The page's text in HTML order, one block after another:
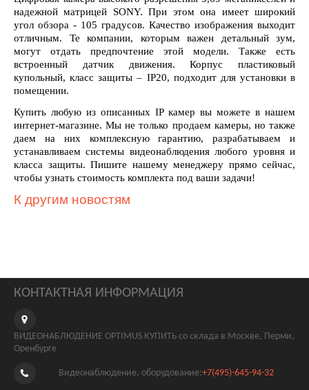
надежной матрицей SONY. При этом она имеет широкий
угол обзора - 105 градусов. Качество изображения выходит
отличным. Те компании, которым важен детальный зум,
могут отдать предпочтение этой модели. Также есть
встроенный датчик движения. Корпус пластиковый
купольный, класс защиты – IP20, подходит для установки в
помещении.
Купить любую из описанных IP камер вы можете в нашем
интернет-магазине. Мы не только продаем камеры, но также
даем на них комплексную гарантию, разрабатываем и
устанавливаем системы видеонаблюдения любого уровня и
класса защиты. Пишите нашему менеджеру прямо сейчас,
чтобы узнать стоимость комплекта под ваши задачи!
К другим новостям
КОНТАКТНАЯ ИНФОРМАЦИЯ
ВИДЕОНАБЛЮДЕНИЕ OPTIMUS КУПИТЬ со склада в Москве, Перми,
Оренбурге
Видеонаблюдение, оборудование:+7(495)-645-94-32